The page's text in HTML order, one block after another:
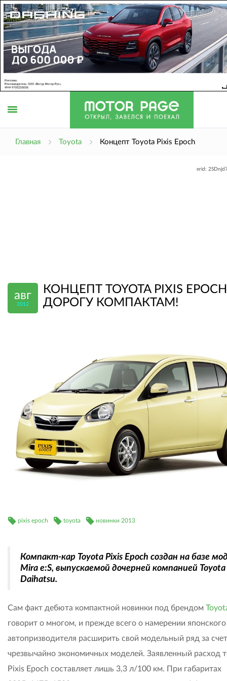
Главная Toyota Концепт Toyota Pixis Epoch
erid:
авг
2012
КОНЦЕПТ TOYOTA PIXIS
ДОРОГУ КОМПАКТАМ!
pixis epoch toyota новинки 2013
Компакт-кар Toyota Pixis Epoch создан на базе
Mira e:S, выпускаемой дочерней компанией Toyota
Daihatsu.
Сам факт дебюта компактной новинки под брендом
говорит о многом, и прежде всего о намерении японского
автопризводителя расширить свой модельный ряд за счет
чрезвычайно экономичных моделей. Заявленный расход
Pixis Epoch составляет лишь 3,3 л/100 км. При габаритах